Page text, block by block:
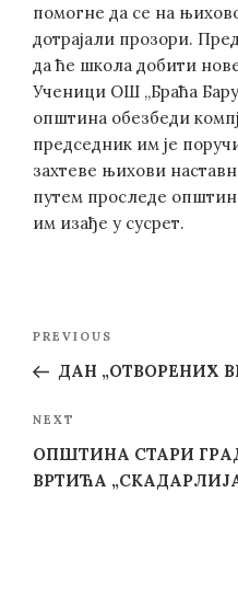
помогне да се на
дотрајали прозори.
да ће школа добити
Ученици ОШ „Браћа
општина обезбеди
председник им је
захтеве њихови
путем проследе
им изађе у сусрет.
Post
Previous
Post
PREVIOUS
ДАН „ОТВОРЕНИХ
Next
Post
NEXT
ОПШТИНА СТАРИ
ВРТИЋА